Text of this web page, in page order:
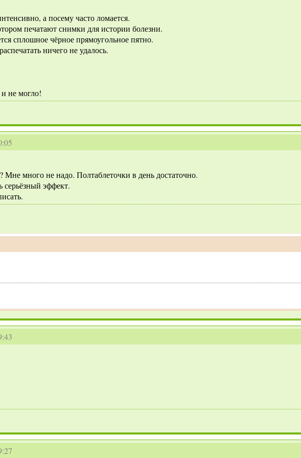
а посему часто ломается.
печатают снимки для истории болезни.
сплошное чёрное прямоугольное пятно.
ничего не удалось.
не могло!
много не надо. Полтаблеточки в день достаточно.
серьёзный эффект.